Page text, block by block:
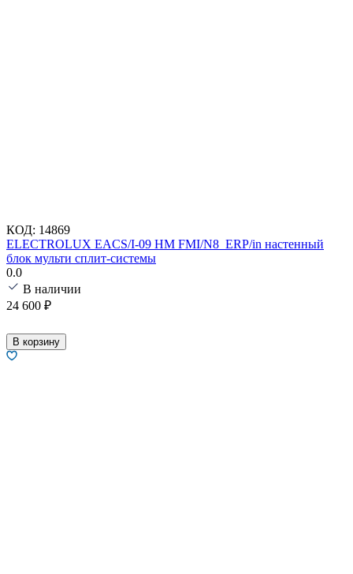
КОД: 14869
ELECTROLUX EACS/I-09 HM FMI/N8_ERP/in настенный
блок мульти сплит-системы
0.0
В наличии
24 600 ₽
В корзину